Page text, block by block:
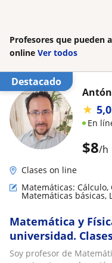
Profesores que pueden
online Ver todos
Destacado
$8/h
★ 5,0
En
Clases on line
Matemáticas:
Matemáticas básicas,
Matemática y
universidad.
Soy profesor de